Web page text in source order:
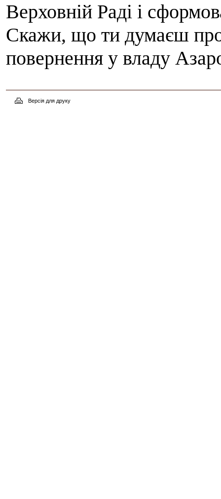
Верховній Раді і
Скажи, що ти думаєш
повернення у владу
Версія для друку